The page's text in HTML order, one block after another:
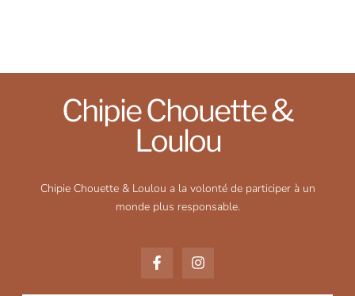
Chipie Chouette &
Loulou
Chipie Chouette & Loulou a la volonté de participer à un
monde plus responsable.